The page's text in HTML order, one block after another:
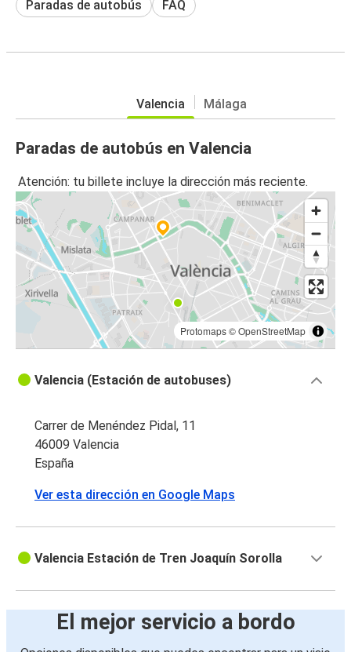
Paradas de autobús FAQ
Valencia Málaga
Paradas de autobús en Valencia
Atención: tu billete incluye la dirección más reciente.
Protomaps©OpenStreetMap
Valencia (Estación de autobuses)
Carrer de Menéndez Pidal, 11
46009 Valencia
España
Ver esta dirección en Google Maps
Valencia Estación de Tren Joaquín Sorolla
El mejor servicio a bordo